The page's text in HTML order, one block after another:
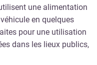
une alimentation
en quelques
pour une utilisation
dans les lieux publics,